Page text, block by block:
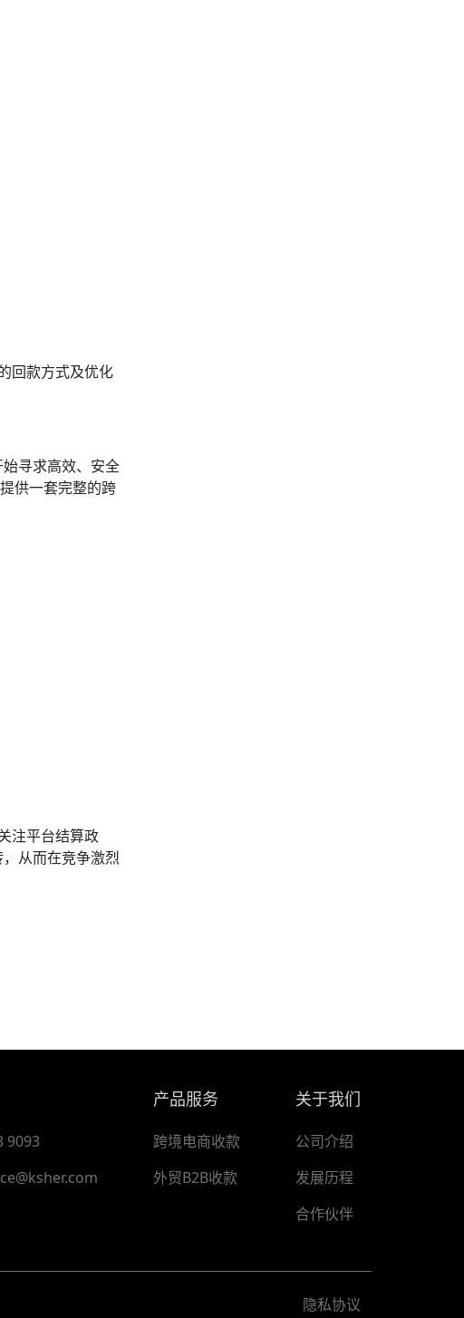
回款方式及优化
寻求高效、安全
供一套完整的跨
注平台结算政
从而在竞争激烈
9093
产品服务
跨境电商收款
外贸B2B收款
关于我们
公司介绍
发展历程
合作伙伴
隐私协议